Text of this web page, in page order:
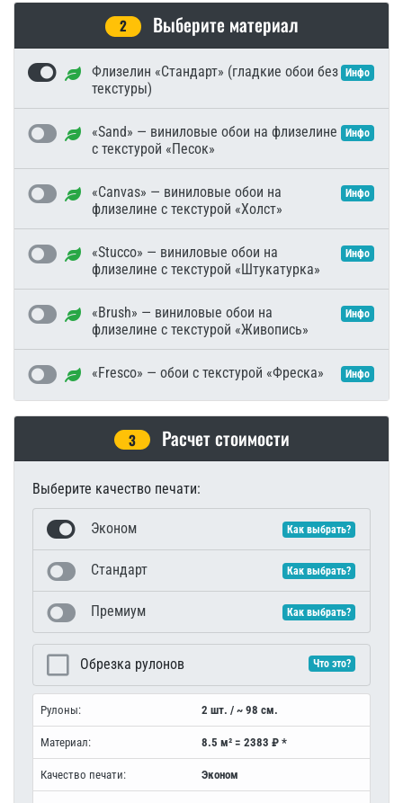
2 Выберите материал
Флизелин «Стандарт» (гладкие обои без
текстуры)
Инфо
«Sand» — виниловые обои на флизелине
с текстурой «Песок»
Инфо
«Canvas» — виниловые обои на
флизелине с текстурой «Холст»
Инфо
«Stucco» — виниловые обои на
флизелине с текстурой «Штукатурка»
Инфо
«Brush» — виниловые обои на
флизелине с текстурой «Живопись»
Инфо
«Fresco» — обои с текстурой «Фреска» Инфо
3 Расчет стоимости
Выберите качество печати:
Эконом Как выбрать?
Стандарт Как выбрать?
Премиум Как выбрать?
Обрезка рулонов Что это?
Рулоны: 2 шт. / ~ 98 см.
Материал: 8.5 м² = 2383 ₽ *
Качество печати: Эконом